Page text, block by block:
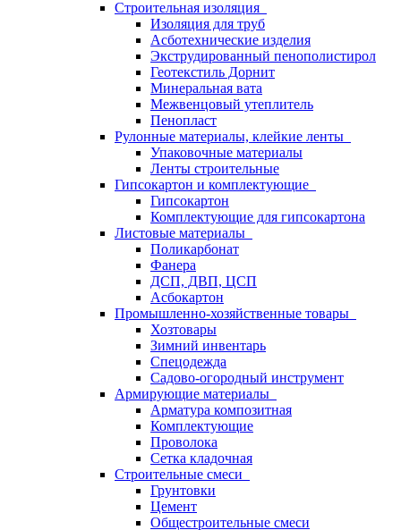
Строительная изоляция
Изоляция для труб
Асботехнические изделия
Экструдированный пенополистирол
Геотекстиль Дорнит
Минеральная вата
Межвенцовый утеплитель
Пенопласт
Рулонные материалы, клейкие ленты
Упаковочные материалы
Ленты строительные
Гипсокартон и комплектующие
Гипсокартон
Комплектующие для гипсокартона
Листовые материалы
Поликарбонат
Фанера
ДСП, ДВП, ЦСП
Асбокартон
Промышленно-хозяйственные товары
Хозтовары
Зимний инвентарь
Спецодежда
Садово-огородный инструмент
Армирующие материалы
Арматура композитная
Комплектующие
Проволока
Сетка кладочная
Строительные смеси
Грунтовки
Цемент
Общестроительные смеси